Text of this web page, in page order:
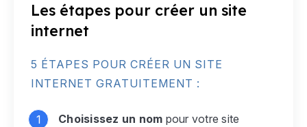
Les étapes pour créer un site
internet
5 ÉTAPES POUR CRÉER UN SITE
INTERNET GRATUITEMENT :
Choisissez un nom pour votre site